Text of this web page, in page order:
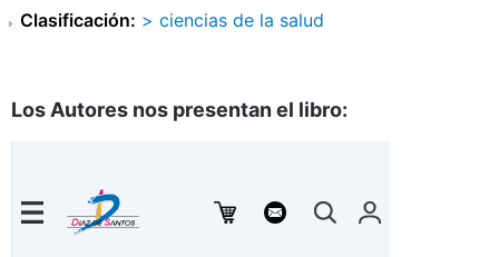
Clasificación: > ciencias de la salud
Los Autores nos presentan el libro: